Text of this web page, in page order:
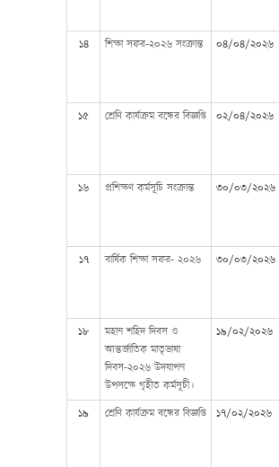
১৪ শিক্ষা সফর-২০২৬ সংক্রান্ত ০৪/০৪/২০২৬
১৫ শ্রেণি কার্যক্রম বন্ধের বিজ্ঞপ্তি ০২/০৪/২০২৬
১৬ প্রশিক্ষণ কর্মসূচি সংক্রান্ত ৩০/০৩/২০২৬
১৭ বার্ষিক শিক্ষা সফর- ২০২৬ ৩০/০৩/২০২৬
১৮
মহান শহিদ দিবস ও
আন্তর্জাতিক মাতৃভাষা
দিবস-২০২৬ উদযাপন
উপলক্ষে গৃহীত কর্মসূচী।
১৯/০২/২০২৬
১৯ শ্রেণি কার্যক্রম বন্ধের বিজ্ঞপ্তি ১৭/০২/২০২৬